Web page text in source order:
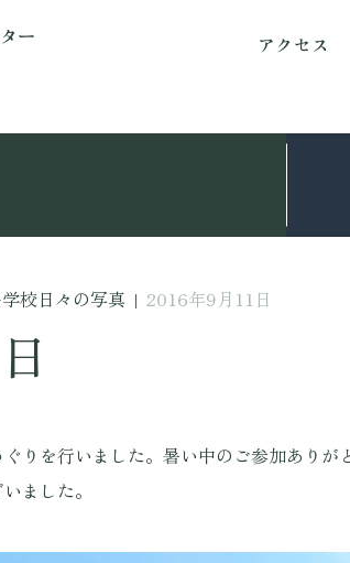
アクセス
校日々の写真 | 2016年9月11日
りを行いました。暑い中のご参加あり
ました。